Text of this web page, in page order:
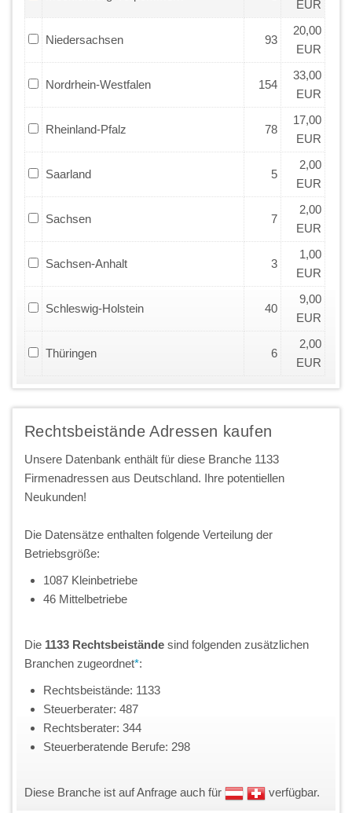
EUR
Niedersachsen 93
20,00
EUR
Nordrhein-Westfalen 154
33,00
EUR
Rheinland-Pfalz 78
17,00
EUR
Saarland 5
2,00
EUR
Sachsen 7
2,00
EUR
Sachsen-Anhalt 3
1,00
EUR
Schleswig-Holstein 40
9,00
EUR
Thüringen 6
2,00
EUR
Rechtsbeistände Adressen kaufen
Unsere Datenbank enthält für diese Branche 1133
Firmenadressen aus Deutschland. Ihre potentiellen
Neukunden!
Die Datensätze enthalten folgende Verteilung der
Betriebsgröße:
1087 Kleinbetriebe
46 Mittelbetriebe
Die 1133 Rechtsbeistände sind folgenden zusätzlichen
Branchen zugeordnet*:
Rechtsbeistände: 1133
Steuerberater: 487
Rechtsberater: 344
Steuerberatende Berufe: 298
Diese Branche ist auf Anfrage auch für verfügbar.